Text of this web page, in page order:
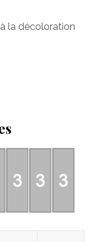
la décoloration